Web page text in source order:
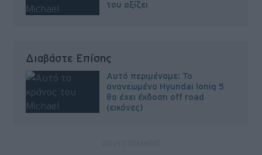
του αξίζει
Διαβάστε Επίσης
Αυτό περιμέναμε: Το
ανανεωμένο Hyundai Ioniq 5
θα έχει έκδοση off road
(εικόνες)